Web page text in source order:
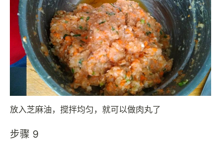
放入芝麻油，搅拌均匀，就可以做肉丸了
步骤 9